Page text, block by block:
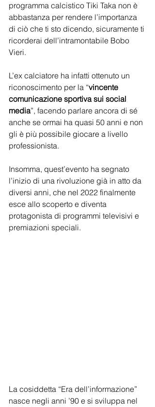
programma calcistico Tiki Taka non è
abbastanza per rendere l’importanza
di ciò che ti sto dicendo, sicuramente ti
ricorderai dell’intramontabile Bobo
Vieri.
L’ex calciatore ha infatti ottenuto un
riconoscimento per la “vincente
comunicazione sportiva sui social
media”, facendo parlare ancora di sé
anche se ormai ha quasi 50 anni e non
gli è più possibile giocare a livello
professionista.
Insomma, quest’evento ha segnato
l’inizio di una rivoluzione già in atto da
diversi anni, che nel 2022 finalmente
esce allo scoperto e diventa
protagonista di programmi televisivi e
premiazioni speciali.
La cosiddetta “Era dell’informazione”
nasce negli anni ’90 e si sviluppa nel